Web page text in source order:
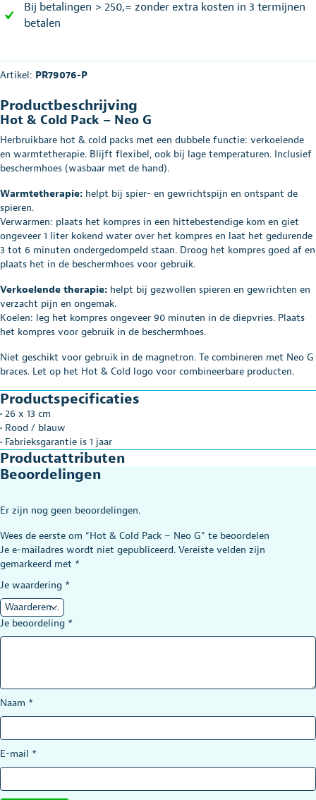
Bij betalingen > 250,= zonder extra kosten in 3 termijnen
betalen
Artikel: PR79076-P
Productbeschrijving
Hot & Cold Pack – Neo G
Herbruikbare hot & cold packs met een dubbele functie: verkoelende
en warmtetherapie. Blijft flexibel, ook bij lage temperaturen. Inclusief
beschermhoes (wasbaar met de hand).
Warmtetherapie: helpt bij spier- en gewrichtspijn en ontspant de
spieren.
Verwarmen: plaats het kompres in een hittebestendige kom en giet
ongeveer 1 liter kokend water over het kompres en laat het gedurende
3 tot 6 minuten ondergedompeld staan. Droog het kompres goed af en
plaats het in de beschermhoes voor gebruik.
Verkoelende therapie: helpt bij gezwollen spieren en gewrichten en
verzacht pijn en ongemak.
Koelen: leg het kompres ongeveer 90 minuten in de diepvries. Plaats
het kompres voor gebruik in de beschermhoes.
Niet geschikt voor gebruik in de magnetron. Te combineren met Neo G
braces. Let op het Hot & Cold logo voor combineerbare producten.
Productspecificaties
• 26 x 13 cm
• Rood / blauw
• Fabrieksgarantie is 1 jaar
Productattributen
Beoordelingen
Er zijn nog geen beoordelingen.
Wees de eerste om “Hot & Cold Pack – Neo G” te beoordelen
Je e-mailadres wordt niet gepubliceerd. Vereiste velden zijn
gemarkeerd met *
Je waardering *
Je beoordeling *
Naam *
E-mail *